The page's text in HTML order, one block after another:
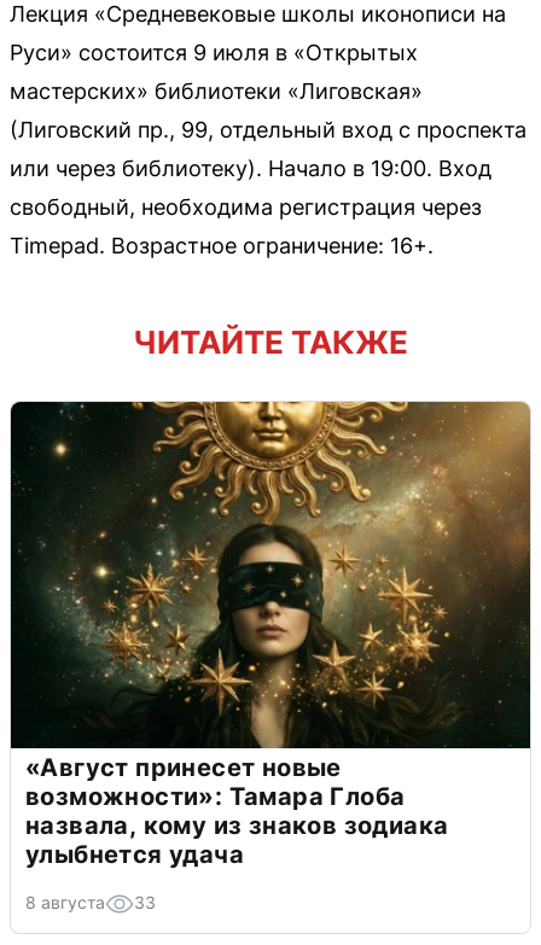
Лекция «Средневековые школы иконописи на
Руси» состоится 9 июля в «Открытых
мастерских» библиотеки «Лиговская»
(Лиговский пр., 99, отдельный вход с проспекта
или через библиотеку). Начало в 19:00. Вход
свободный, необходима регистрация через
Timepad. Возрастное ограничение: 16+.
ЧИТАЙТЕ ТАКЖЕ
«Август принесет новые
возможности»: Тамара Глоба
назвала, кому из знаков зодиака
улыбнется удача
8 августа 33